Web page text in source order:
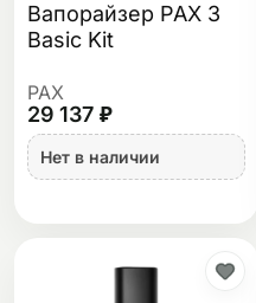
Вапорайзер PAX 3
Basic Kit
PAX
29 137 ₽
Нет в наличии